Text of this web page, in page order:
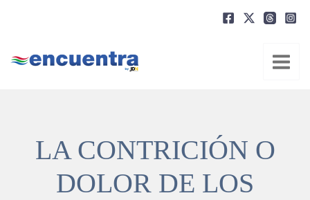
LA CONTRICIÓN O
DOLOR DE LOS